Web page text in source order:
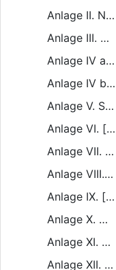
Anlage II. Nachweis der für Erwerbung und Erweiterung der Bahnen übernommenen Verpflichtungen, [...]
Anlage III. Betriebsrechnung der Großherzoglich Mecklenburgischen Friedrich Franz-Eisenbahn [...]
Anlage IV a. Betriebsrechnung der öffentlichen Kleinbahnen [...] und Doberan - Arendsee.
Anlage IV b. Rechnung über den Kraftwagenbetrieb Dettmannsdorf-Kölzow - Marlow.
Anlage V. Stationsweise Zusammenstellung der beförderten Personen [...]
Anlage VI. [...] der auf den Haupt-, Neben- und Kleinbahnen beförderten Eil- und Frachtgüter [...]
Anlage VII. [...] der beförderten Leichen und lebenden Tiere [...]
Anlage VIII. [...] der Güterbewegung nach Warengattungen im Versande.
Anlage IX. [...] der Güterbewegung nach Warengattungen im Empfange.
Anlage X. Übersicht über den Versand der Warengattungen nach den einzelnen Verkehrsbezirken.
Anlage XI. Übersicht über den Empfang der Warengattungen von den einzelnen Verkehrsbezirken.
Anlage XII. Monatsweise Zusammenstellung der Einnahmen [...]